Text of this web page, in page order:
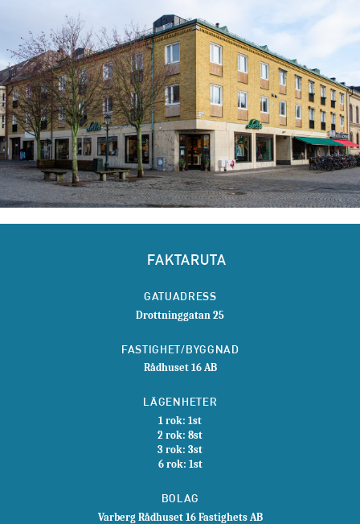
FAKTARUTA
GATUADRESS
Drottninggatan 25
FASTIGHET/BYGGNAD
Rådhuset 16 AB
LÄGENHETER
1 rok: 1st
2 rok: 8st
3 rok: 3st
6 rok: 1st
BOLAG
Varberg Rådhuset 16 Fastighets AB